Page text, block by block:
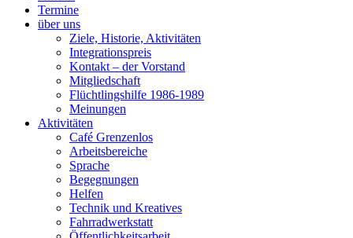
Termine
über uns
Ziele, Historie, Aktivitäten
Integrationspreis
Kontakt – der Vorstand
Mitgliedschaft
Flüchtlingshilfe 1986-1989
Meinungen
Aktivitäten
Café Grenzenlos
Arbeitsbereiche
Sprache
Begegnungen
Helfen
Technik und Kreatives
Fahrradwerkstatt